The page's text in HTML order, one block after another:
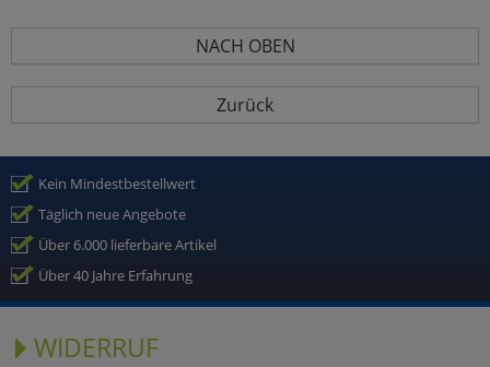
NACH OBEN
Zurück
Kein Mindestbestellwert
Täglich neue Angebote
Über 6.000 lieferbare Artikel
Über 40 Jahre Erfahrung
WIDERRUF